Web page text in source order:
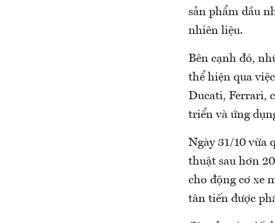
sản phẩm dầu
nhiên liệu.
Bên cạnh đó,
thể hiện qua
Ducati, Ferrari,
triển và ứng
Ngày 31/10 vừa
thuật sau hơn
cho động cơ xe
tân tiến được